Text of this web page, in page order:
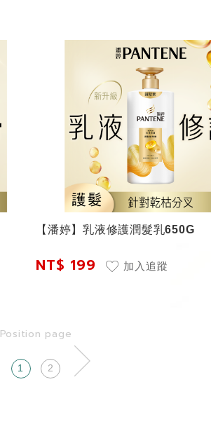
【潘婷】乳液修護潤髮乳650G
NT$ 199 加入追蹤
Position page
1 2